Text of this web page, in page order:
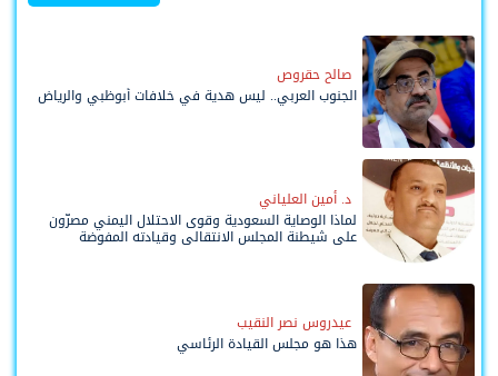
صالح حقروص
الجنوب العربي.. ليس هدية في خلافات أبوظبي والرياض
د. أمين العلياني
لماذا الوصاية السعودية وقوى الاحتلال اليمني مصرّون
على شيطنة المجلس الانتقالي وقيادته المفوضة
عيدروس نصر النقيب
هذا هو مجلس القيادة الرئاسي